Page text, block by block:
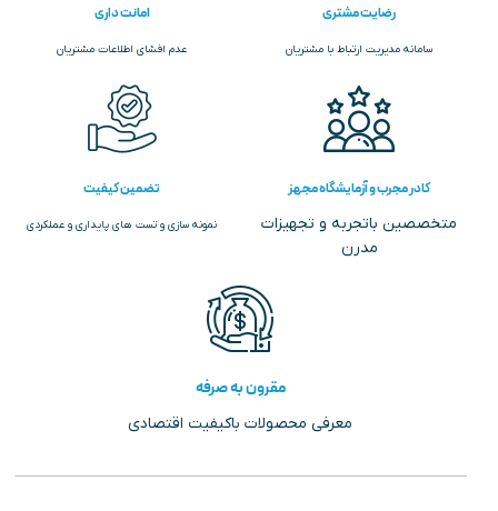
رضایت مشتری
سامانه مدیریت ارتباط با مشتریان
امانت داری
عدم افشای اطلاعات مشتریان
کادر مجرب و آزمایشگاه مجهز
متخصصین باتجربه و تجهیزات
مدرن
تضمین کیفیت
نمونه سازی و تست های پایداری و عملکردی
مقرون به صرفه
معرفی محصولات باکیفیت اقتصادی